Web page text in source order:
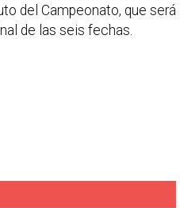
del Campeonato, que será
de las seis fechas.